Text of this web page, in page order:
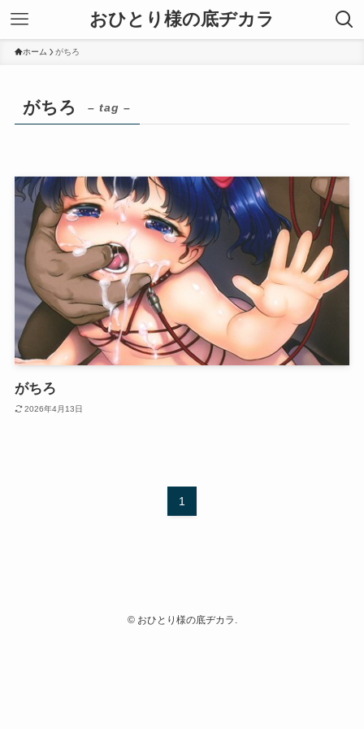
おひとり様の底ヂカラ
ホーム がちろ
がちろ – tag –
がちろ
2026年4月13日
1
©おひとり様の底ヂカラ.